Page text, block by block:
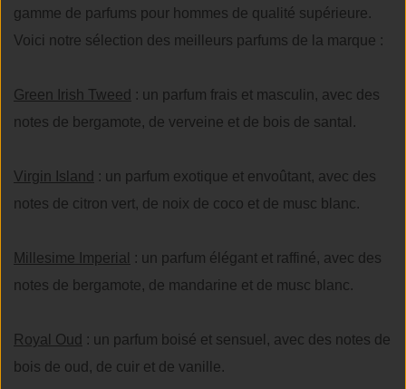
gamme de parfums pour hommes de qualité supérieure.
Voici notre sélection des meilleurs parfums de la marque :
Green Irish Tweed : un parfum frais et masculin, avec des
notes de bergamote, de verveine et de bois de santal.
Virgin Island : un parfum exotique et envoûtant, avec des
notes de citron vert, de noix de coco et de musc blanc.
Millesime Imperial
: un parfum élégant et raffiné, avec des
notes de bergamote, de mandarine et de musc blanc.
Royal Oud : un parfum boisé et sensuel, avec des notes de
bois de oud, de cuir et de vanille.